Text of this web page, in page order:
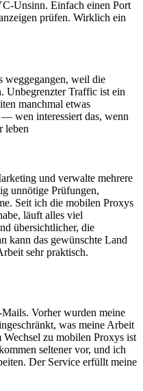
Unsinn. Einfach einen Port
prüfen. Wirklich ein
weggegangen, weil die
Unbegrenzter Traffic ist ein
manchmal etwas
— wen interessiert das, wenn
leben
und verwalte mehrere
unnötige Prüfungen,
Seit ich die mobilen Proxys
läuft alles viel
übersichtlicher, die
kann das gewünschte Land
sehr praktisch.
Vorher wurden meine
was meine Arbeit
zu mobilen Proxys ist
seltener vor, und ich
Der Service erfüllt meine